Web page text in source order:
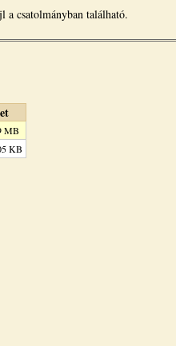
a csatolmányban található.
MB
KB